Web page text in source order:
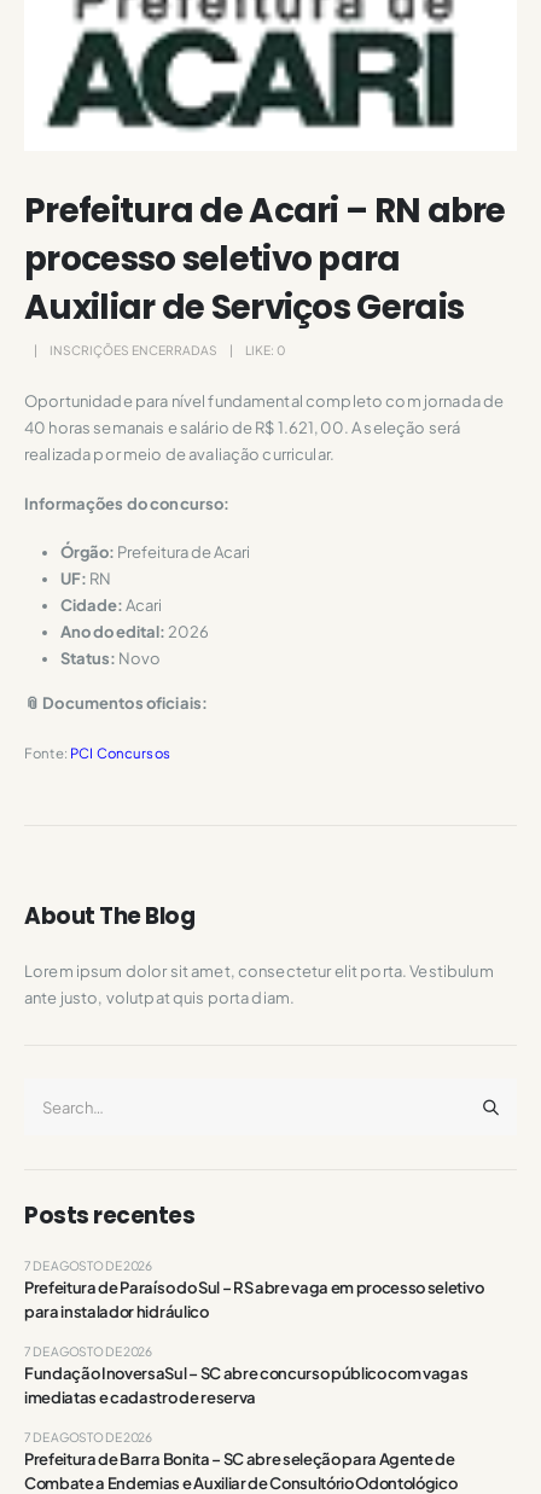
Prefeitura de Acari – RN abre
processo seletivo para
Auxiliar de Serviços Gerais
INSCRIÇÕES ENCERRADAS LIKE: 0
Oportunidade para nível fundamental completo com jornada de
40 horas semanais e salário de R$ 1.621,00. A seleção será
realizada por meio de avaliação curricular.
Informações do concurso:
Órgão: Prefeitura de Acari
UF: RN
Cidade:Acari
Ano do edital: 2026
Status: Novo
📎 Documentos oficiais:
Fonte: PCI Concursos
About The Blog
Lorem ipsum dolor sit amet, consectetur elit porta. Vestibulum
ante justo, volutpat quis porta diam.
Posts recentes
Prefeitura de Paraíso do Sul – RS abre vaga em processo seletivo
para instalador hidráulico
7 DE AGOSTO DE 2026
Fundação InoversaSul – SC abre concurso público com vagas
imediatas e cadastro de reserva
7 DE AGOSTO DE 2026
Prefeitura de Barra Bonita – SC abre seleção para Agente de
Combate a Endemias e Auxiliar de Consultório Odontológico
7 DE AGOSTO DE 2026